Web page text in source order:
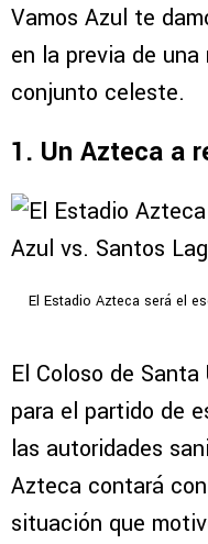
Vamos Azul te
en la previa de
conjunto celeste.
1. Un Azteca a
El Estadio Azteca será el
El Coloso de
para el partido de
las autoridades
Azteca contará
situación que